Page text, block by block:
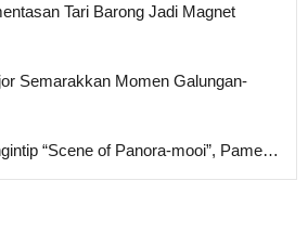
Tari Barong Jadi Magnet
Semarakkan Momen Galungan-
“Scene of Panora-mooi”, Pame…